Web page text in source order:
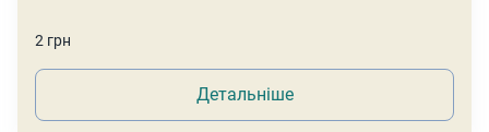
2 грн
Детальніше